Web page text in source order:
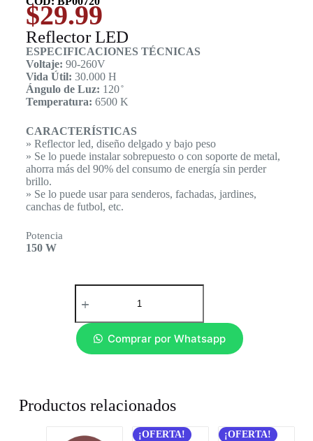
$29.99
Reflector LED
ESPECIFICACIONES TÉCNICAS
Voltaje: 90-260V
Vida Útil: 30.000 H
Ángulo de Luz: 120 ̊
Temperatura: 6500 K
CARACTERÍSTICAS
» Reflector led, diseño delgado y bajo peso
» Se lo puede instalar sobrepuesto o con soporte de metal,
ahorra más del 90% del consumo de energía sin perder
brillo.
» Se lo puede usar para senderos, fachadas, jardines,
canchas de futbol, etc.
Potencia
150 W
Comprar por Whatsapp
Productos relacionados
¡OFERTA! ¡OFERTA!